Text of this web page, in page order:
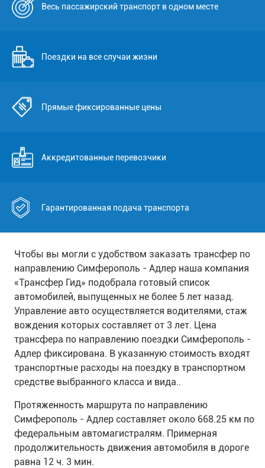
Весь пассажирский транспорт в одном месте
Поездки на все случаи жизни
Прямые фиксированные цены
Аккредитованные перевозчики
Гарантированная подача транспорта
Чтобы вы могли с удобством заказать трансфер по
направлению Симферополь - Адлер наша компания
«Трансфер Гид» подобрала готовый список
автомобилей, выпущенных не более 5 лет назад.
Управление авто осуществляется водителями, стаж
вождения которых составляет от 3 лет. Цена
трансфера по направлению поездки Симферополь -
Адлер фиксирована. В указанную стоимость входят
транспортные расходы на поездку в транспортном
средстве выбранного класса и вида..
Протяженность маршрута по направлению
Симферополь - Адлер составляет около 668.25 км по
федеральным автомагистралям. Примерная
продолжительность движения автомобиля в дороге
равна 12 ч. 3 мин.